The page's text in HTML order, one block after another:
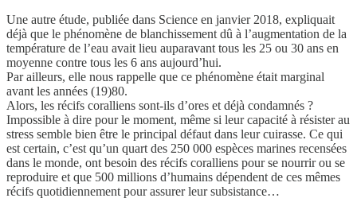
Une autre étude, publiée dans Science en janvier 2018, expliquait
déjà que le phénomène de blanchissement dû à l’augmentation de la
température de l’eau avait lieu auparavant tous les 25 ou 30 ans en
moyenne contre tous les 6 ans aujourd’hui.
Par ailleurs, elle nous rappelle que ce phénomène était marginal
avant les années (19)80.
Alors, les récifs coralliens sont-ils d’ores et déjà condamnés ?
Impossible à dire pour le moment, même si leur capacité à résister au
stress semble bien être le principal défaut dans leur cuirasse. Ce qui
est certain, c’est qu’un quart des 250 000 espèces marines recensées
dans le monde, ont besoin des récifs coralliens pour se nourrir ou se
reproduire et que 500 millions d’humains dépendent de ces mêmes
récifs quotidiennement pour assurer leur subsistance…